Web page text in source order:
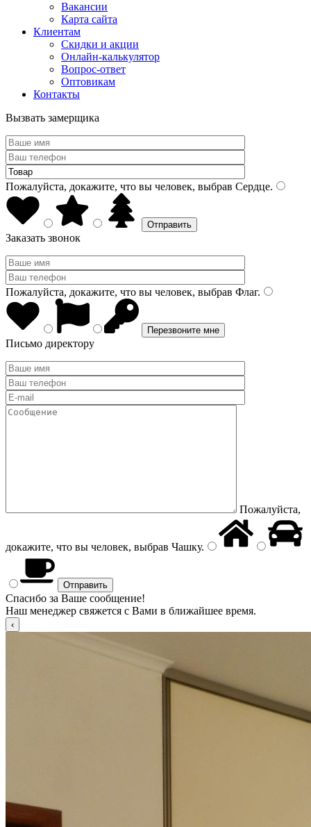
Вакансии
Карта сайта
Клиентам
Скидки и акции
Онлайн-калькулятор
Вопрос-ответ
Оптовикам
Контакты
Вызвать замерщика
Пожалуйста, докажите, что вы человек, выбрав Сердце.
Заказать звонок
Пожалуйста, докажите, что вы человек, выбрав Флаг.
Письмо директору
Пожалуйста,
докажите, что вы человек, выбрав Чашку.
Спасибо за Ваше сообщение!
Наш менеджер свяжется с Вами в ближайшее время.